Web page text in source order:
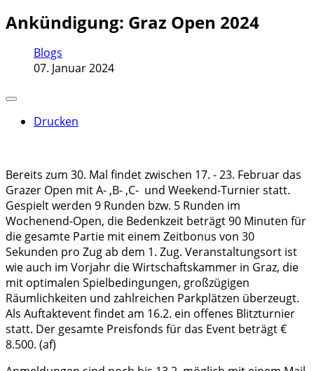
Ankündigung: Graz Open 2024
Blogs
07. Januar 2024
Drucken
Bereits zum 30. Mal findet zwischen 17. - 23. Februar das
Grazer Open mit A- ,B- ,C- und Weekend-Turnier statt.
Gespielt werden 9 Runden bzw. 5 Runden im
Wochenend-Open, die Bedenkzeit beträgt 90 Minuten für
die gesamte Partie mit einem Zeitbonus von 30
Sekunden pro Zug ab dem 1. Zug. Veranstaltungsort ist
wie auch im Vorjahr die Wirtschaftskammer in Graz, die
mit optimalen Spielbedingungen, großzügigen
Räumlichkeiten und zahlreichen Parkplätzen überzeugt.
Als Auftaktevent findet am 16.2. ein offenes Blitzturnier
statt. Der gesamte Preisfonds für das Event beträgt €
8.500. (af)